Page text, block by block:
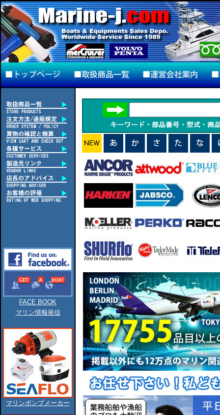
FACE BOOK
マリン情報発信
マリンポンプメーカー